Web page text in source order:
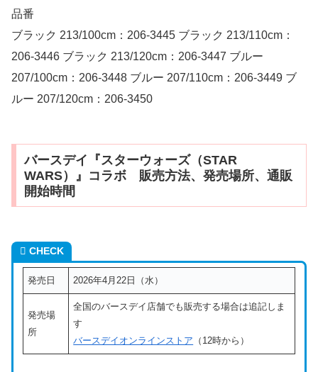
品番
ブラック 213/100cm：206-3445 ブラック 213/110cm：
206-3446 ブラック 213/120cm：206-3447 ブルー
207/100cm：206-3448 ブルー 207/110cm：206-3449 ブ
ルー 207/120cm：206-3450
バースデイ『スターウォーズ（STAR
WARS）』コラボ 販売方法、発売場所、通販
開始時間
CHECK
発売日 2026年4月22日（水）
発売場
所
全国のバースデイ店舗でも販売する場合は追記しま
す
バースデイオンラインストア （12時から）